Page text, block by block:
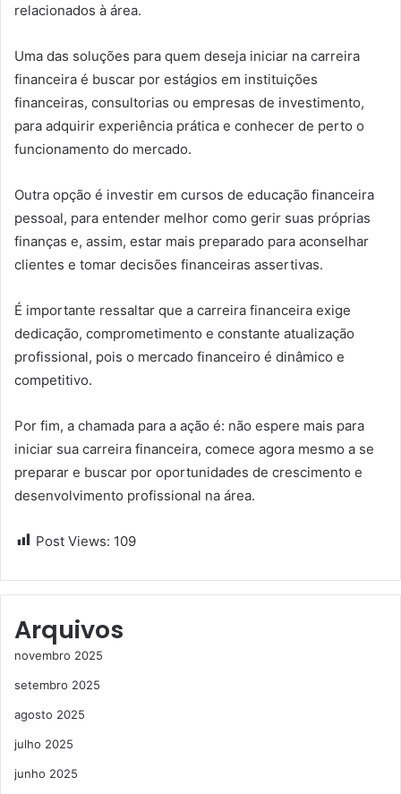
relacionados à área.
Uma das soluções para quem deseja iniciar na carreira
financeira é buscar por estágios em instituições
financeiras, consultorias ou empresas de investimento,
para adquirir experiência prática e conhecer de perto o
funcionamento do mercado.
Outra opção é investir em cursos de educação financeira
pessoal, para entender melhor como gerir suas próprias
finanças e, assim, estar mais preparado para aconselhar
clientes e tomar decisões financeiras assertivas.
É importante ressaltar que a carreira financeira exige
dedicação, comprometimento e constante atualização
profissional, pois o mercado financeiro é dinâmico e
competitivo.
Por fim, a chamada para a ação é: não espere mais para
iniciar sua carreira financeira, comece agora mesmo a se
preparar e buscar por oportunidades de crescimento e
desenvolvimento profissional na área.
Post Views: 109
Arquivos
novembro 2025
setembro 2025
agosto 2025
julho 2025
junho 2025